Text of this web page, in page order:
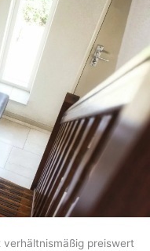
preiswert